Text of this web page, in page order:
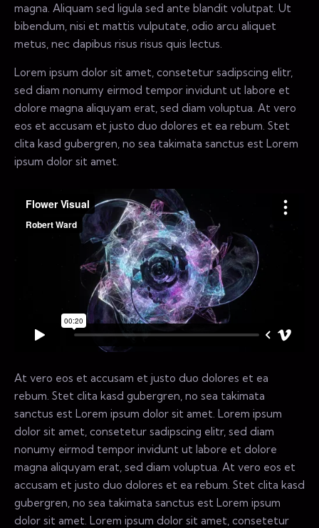
magna. Aliquam sed ligula sed ante blandit volutpat. Ut
bibendum, nisi et mattis vulputate, odio arcu aliquet
metus, nec dapibus risus risus quis lectus.
Lorem ipsum dolor sit amet, consetetur sadipscing elitr,
sed diam nonumy eirmod tempor invidunt ut labore et
dolore magna aliquyam erat, sed diam voluptua. At vero
eos et accusam et justo duo dolores et ea rebum. Stet
clita kasd gubergren, no sea takimata sanctus est Lorem
ipsum dolor sit amet.
At vero eos et accusam et justo duo dolores et ea
rebum. Stet clita kasd gubergren, no sea takimata
sanctus est Lorem ipsum dolor sit amet. Lorem ipsum
dolor sit amet, consetetur sadipscing elitr, sed diam
nonumy eirmod tempor invidunt ut labore et dolore
magna aliquyam erat, sed diam voluptua. At vero eos et
accusam et justo duo dolores et ea rebum. Stet clita kasd
gubergren, no sea takimata sanctus est Lorem ipsum
dolor sit amet. Lorem ipsum dolor sit amet, consetetur